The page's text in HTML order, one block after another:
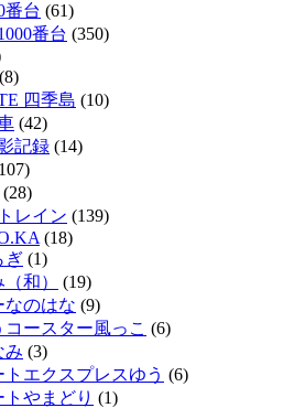
番台 (61)
番台 (350)
(8)
四季島 (10)
(42)
記録 (14)
(28)
レイン (139)
(18)
ぎ (1)
和）
(19)
なのはな (9)
コースター風っこ (6)
み (3)
トエクスプレスゆう (6)
トやまどり (1)